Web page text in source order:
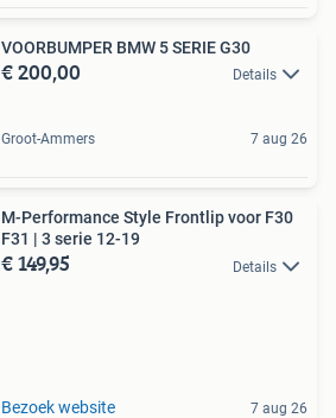
VOORBUMPER BMW 5 SERIE G30
€ 200,00 Details
Groot-Ammers 7 aug 26
M-Performance Style Frontlip voor F30
F31 | 3 serie 12-19
€ 149,95 Details
Bezoek website 7 aug 26